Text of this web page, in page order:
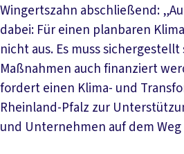
Wingertszahn abschließend:
dabei: Für einen planbaren
nicht aus. Es muss
Maßnahmen auch finanziert
fordert einen Klima- und
Rheinland-Pfalz zur
und Unternehmen auf dem